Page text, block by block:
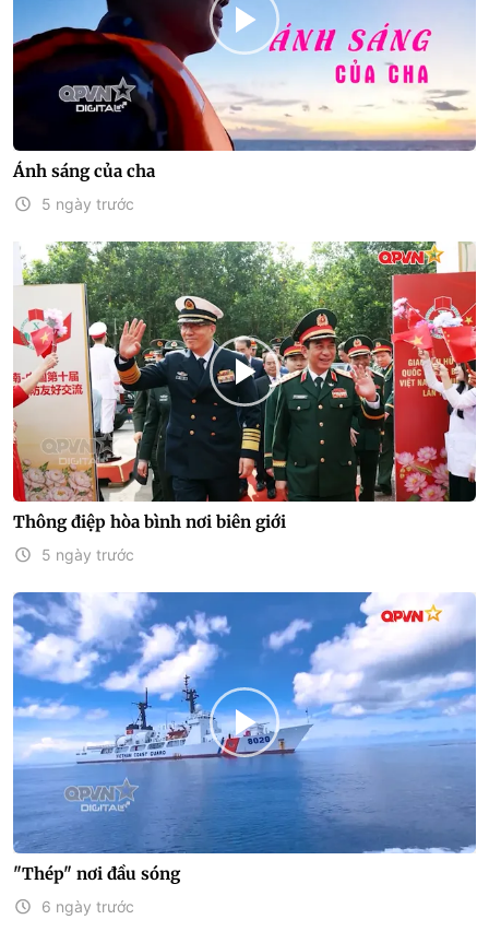
Ánh sáng của cha
5 ngày trước
Thông điệp hòa bình nơi biên giới
5 ngày trước
"Thép" nơi đầu sóng
6 ngày trước